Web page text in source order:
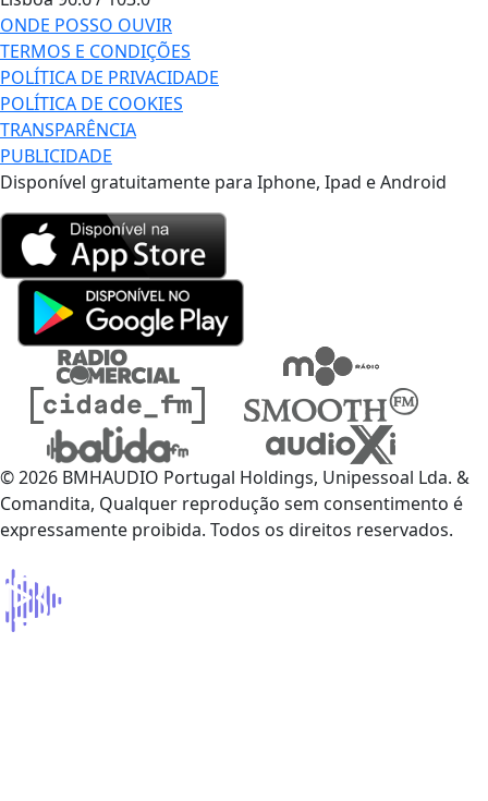
ONDE POSSO OUVIR
TERMOS E CONDIÇÕES
POLÍTICA DE PRIVACIDADE
POLÍTICA DE COOKIES
TRANSPARÊNCIA
PUBLICIDADE
Disponível gratuitamente para Iphone, Ipad e Android
© 2026 BMHAUDIO Portugal Holdings, Unipessoal Lda. &
Comandita, Qualquer reprodução sem consentimento é
expressamente proibida. Todos os direitos reservados.